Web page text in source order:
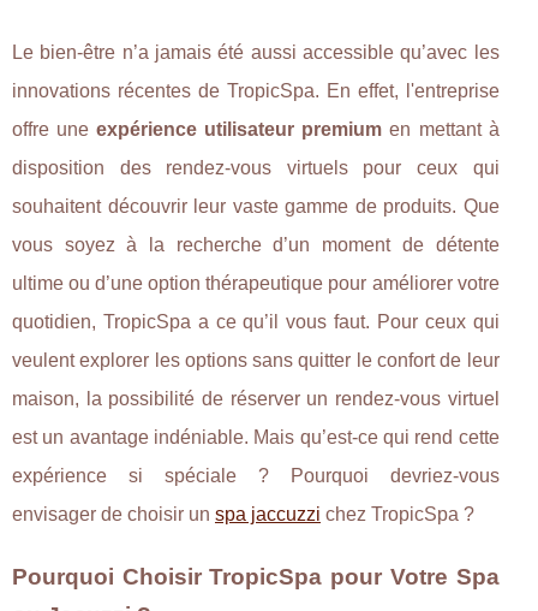
Le bien-être n’a jamais été aussi accessible qu’avec les
innovations récentes de TropicSpa. En effet, l'entreprise
offre uneexpérience utilisateur premium en mettant à
disposition des rendez-vous virtuels pour ceux qui
souhaitent découvrir leur vaste gamme de produits. Que
vous soyez à la recherche d’un moment de détente
ultime ou d’une option thérapeutique pour améliorer votre
quotidien, TropicSpa a ce qu’il vous faut. Pour ceux qui
veulent explorer les options sans quitter le confort de leur
maison, la possibilité de réserver un rendez-vous virtuel
est un avantage indéniable. Mais qu’est-ce qui rend cette
expérience si spéciale ? Pourquoi devriez-vous
envisager de choisir un spa jaccuzzi chez TropicSpa ?
Pourquoi Choisir TropicSpa pour Votre Spa